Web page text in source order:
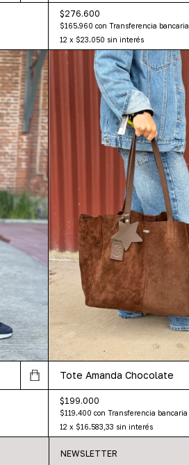
$276.600
$165.960 con Transferencia bancaria
12 x $23.050 sin interés
Tote Amanda Chocolate
$199.000
$119.400 con Transferencia bancaria
12 x $16.583,33 sin interés
NEWSLETTER